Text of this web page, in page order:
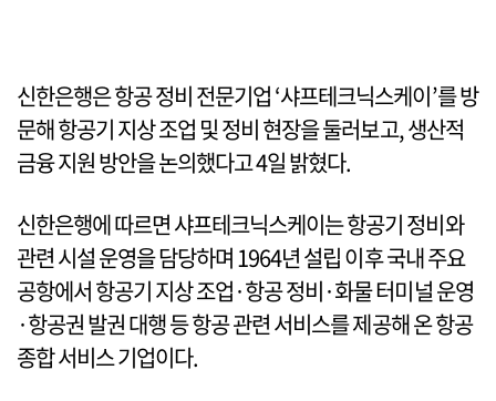
신한은행은 항공 정비 전문기업 ‘샤프테크닉스케이’를 방
문해 항공기 지상 조업 및 정비 현장을 둘러보고, 생산적
금융 지원 방안을 논의했다고 4일 밝혔다.
신한은행에 따르면 샤프테크닉스케이는 항공기 정비와
관련 시설 운영을 담당하며 1964년 설립 이후 국내 주요
공항에서 항공기 지상 조업·항공 정비·화물 터미널 운영
·항공권 발권 대행 등 항공 관련 서비스를 제공해 온 항공
종합 서비스 기업이다.